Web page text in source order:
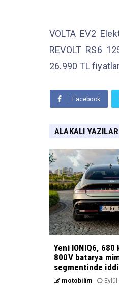
VOLTA EV2
REVOLT RS6
26.990 TL
Facebook
ALAKALI YAZILAR
Yeni IONIQ6,
800V batarya
segmentinde
motobilim Eylül